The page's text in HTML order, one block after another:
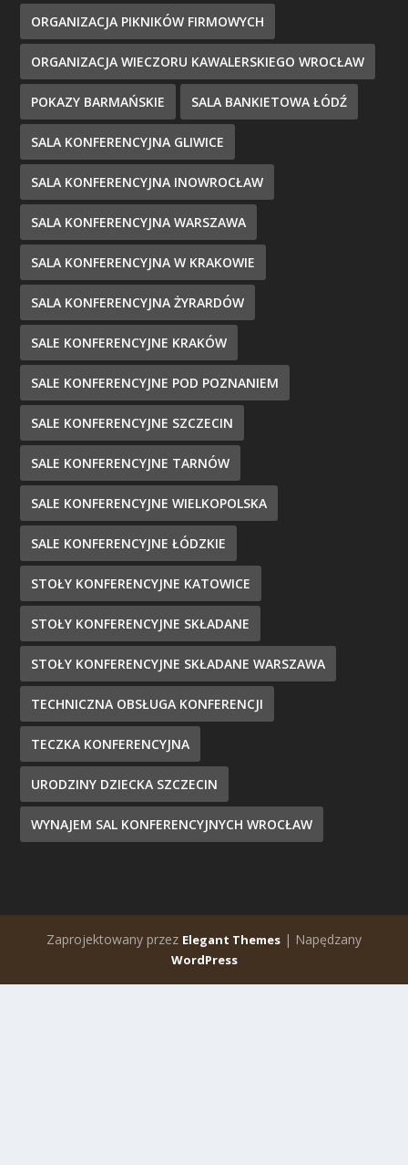
ORGANIZACJA PIKNIKÓW FIRMOWYCH
ORGANIZACJA WIECZORU KAWALERSKIEGO WROCŁAW
POKAZY BARMAŃSKIE SALA BANKIETOWA ŁÓDŹ
SALA KONFERENCYJNA GLIWICE
SALA KONFERENCYJNA INOWROCŁAW
SALA KONFERENCYJNA WARSZAWA
SALA KONFERENCYJNA W KRAKOWIE
SALA KONFERENCYJNA ŻYRARDÓW
SALE KONFERENCYJNE KRAKÓW
SALE KONFERENCYJNE POD POZNANIEM
SALE KONFERENCYJNE SZCZECIN
SALE KONFERENCYJNE TARNÓW
SALE KONFERENCYJNE WIELKOPOLSKA
SALE KONFERENCYJNE ŁÓDZKIE
STOŁY KONFERENCYJNE KATOWICE
STOŁY KONFERENCYJNE SKŁADANE
STOŁY KONFERENCYJNE SKŁADANE WARSZAWA
TECHNICZNA OBSŁUGA KONFERENCJI
TECZKA KONFERENCYJNA
URODZINY DZIECKA SZCZECIN
WYNAJEM SAL KONFERENCYJNYCH WROCŁAW
Zaprojektowany przez Elegant Themes | Napędzany
WordPress